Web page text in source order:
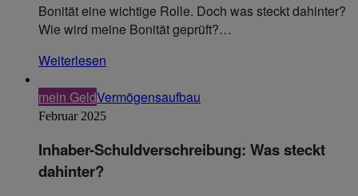
Bonität eine wichtige Rolle. Doch was steckt dahinter?
Wie wird meine Bonität geprüft?…
Weiterlesen
mein GeldVermögensaufbau
Februar 2025
Inhaber-Schuldverschreibung: Was steckt
dahinter?